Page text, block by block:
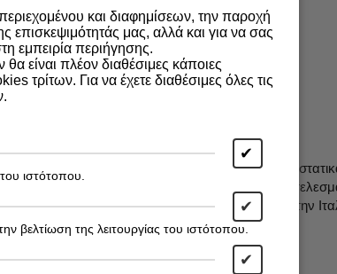
επιστημονική καινοτομία και φυσικά ενεργά
ειδικούς και έχει σχεδιαστεί για μέγιστη
κοιλότητας. Όλα κατασκευάζονται 100% στην
και διαφημίσεων, την παροχή
επισκεψιμότητάς μας, αλλά και για να σας
εμπειρία περιήγησης.
είναι πλέον διαθέσιμες κάποιες
τρίτων. Για να έχετε διαθέσιμες όλες τις
✔
ιστότοπου.
✔
βελτίωση της λειτουργίας του ιστότοπου.
✔